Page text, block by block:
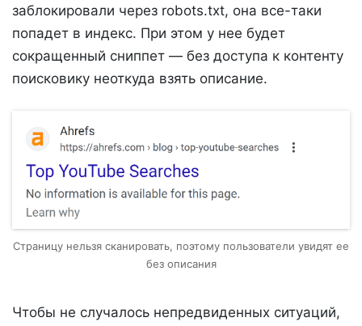
заблокировали через robots.txt, она все-таки
попадет в индекс. При этом у нее будет
сокращенный сниппет — без доступа к контенту
поисковику неоткуда взять описание.
Страницу нельзя сканировать, поэтому пользователи увидят ее
без описания
Чтобы не случалось непредвиденных ситуаций,